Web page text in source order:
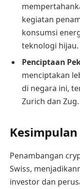
kegiatan
konsumsi
teknologi hijau.
Penciptaan
menciptakan
di negara ini,
Zurich dan Zug.
Penambangan
Swiss,
investor dan